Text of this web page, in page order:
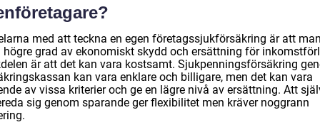
med att teckna en egen företagssjukförsäkring är att
högre grad av ekonomiskt skydd och ersättning för
är att det kan vara kostsamt. Sjukpenningsförsäkring
kan vara enklare och billigare, men det kan vara
av vissa kriterier och ge en lägre nivå av ersättning. Att
sig genom sparande ger flexibilitet men kräver noggrann